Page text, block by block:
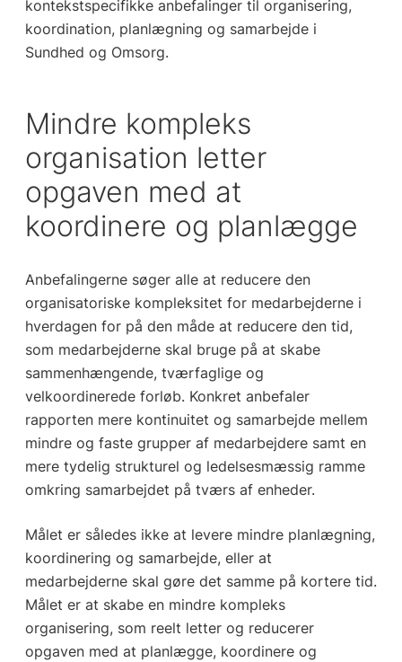
kontekstspecifikke anbefalinger til organisering,
koordination, planlægning og samarbejde i
Sundhed og Omsorg.
Mindre kompleks
organisation letter
opgaven med at
koordinere og planlægge
Anbefalingerne søger alle at reducere den
organisatoriske kompleksitet for medarbejderne i
hverdagen for på den måde at reducere den tid,
som medarbejderne skal bruge på at skabe
sammenhængende, tværfaglige og
velkoordinerede forløb. Konkret anbefaler
rapporten mere kontinuitet og samarbejde mellem
mindre og faste grupper af medarbejdere samt en
mere tydelig strukturel og ledelsesmæssig ramme
omkring samarbejdet på tværs af enheder.
Målet er således ikke at levere mindre planlægning,
koordinering og samarbejde, eller at
medarbejderne skal gøre det samme på kortere tid.
Målet er at skabe en mindre kompleks
organisering, som reelt letter og reducerer
opgaven med at planlægge, koordinere og